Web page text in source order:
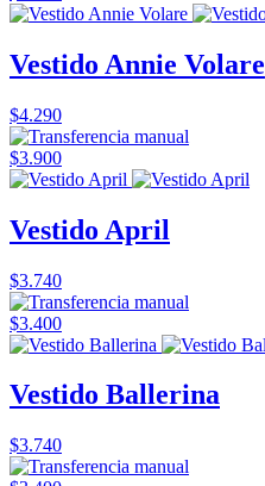
Vestido Annie Volare
$4.290
$3.900
Vestido April
$3.740
$3.400
Vestido Ballerina
$3.740